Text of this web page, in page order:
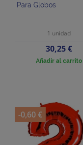
Para Globos
1 unidad
Precio
30,25 €
Añadir al carrito
-0,60 €